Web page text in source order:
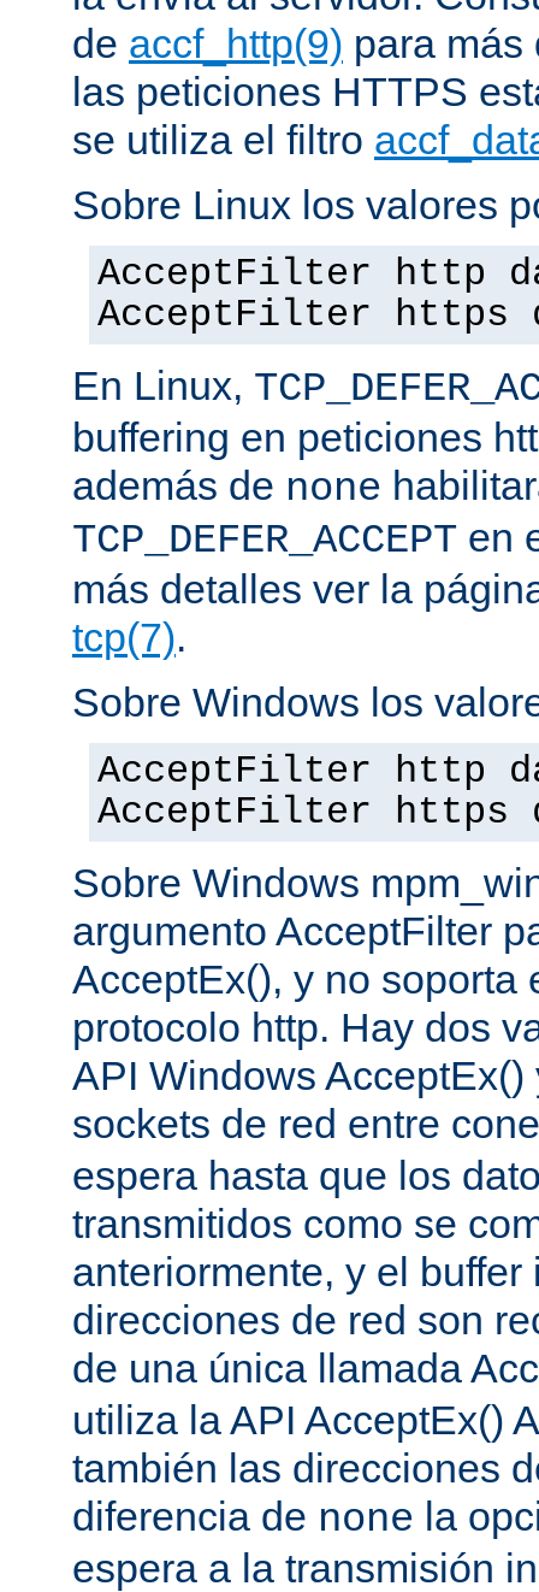
de accf_http(9) para más
las peticiones HTTPS
se utiliza el filtro
Sobre Linux los valores
AcceptFilter http
AcceptFilter https
En Linux,
buffering en peticiones
además de none
TCP_DEFER_ACCEPT en
más detalles ver la
tcp(7).
Sobre Windows los
AcceptFilter http
AcceptFilter https
Sobre Windows
argumento AcceptFilter
AcceptEx(), y no soporta
protocolo http. Hay dos
API Windows
sockets de red entre
espera hasta que los
transmitidos como se
anteriormente, y el
direcciones de red son
de una única llamada
utiliza la API AcceptEx()
también las direcciones
diferencia de none la
espera a la transmisión